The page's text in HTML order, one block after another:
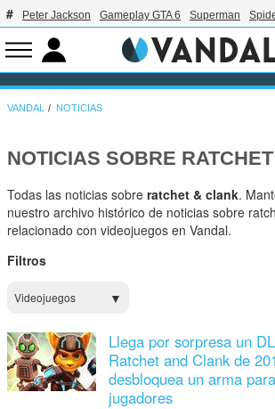
Peter Jackson Gameplay GTA 6 Superman
VANDAL NOTICIAS
NOTICIAS SOBRE
Todas las noticias sobreratchet & clank.
nuestro archivo histórico de noticias sobre
relacionado con videojuegos en Vandal.
Filtros
Videojuegos
Llega por sorpresa un
Ratchet and Clank de
desbloquea un arma
jugadores